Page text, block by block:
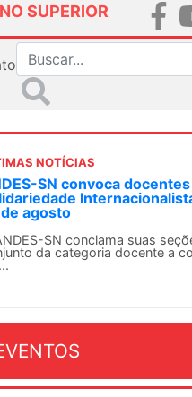
SUPERIOR
NOTÍCIAS
SN convoca
agosto
SN conclama suas
da categoria docente a